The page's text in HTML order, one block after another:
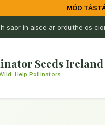
MÓD
saor in aisce ar orduithe os
Seeds Ireland
Help Pollinators.